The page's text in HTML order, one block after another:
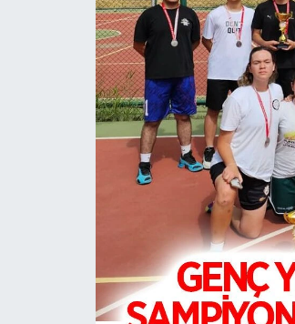
MAGAZİN
SAĞLIK
SİYASET